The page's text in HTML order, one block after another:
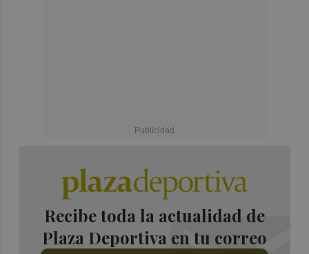
Recibe toda la actualidad de
Plaza Deportiva en tu correo